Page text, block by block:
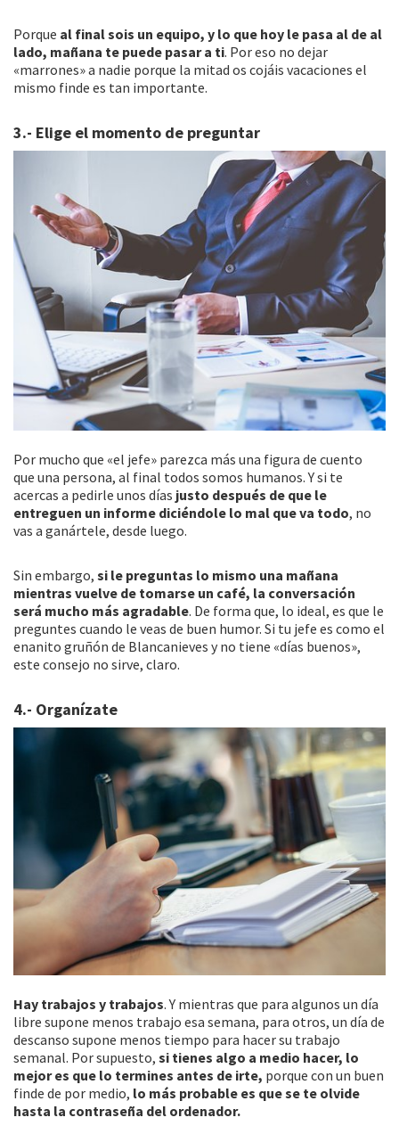
Porque al final sois un equipo, y lo que hoy le pasa al de al
lado, mañana te puede pasar a ti. Por eso no dejar
«marrones» a nadie porque la mitad os cojáis vacaciones el
mismo finde es tan importante.
3.- Elige el momento de preguntar
Por mucho que «el jefe» parezca más una figura de cuento
que una persona, al final todos somos humanos. Y si te
acercas a pedirle unos días justo después de que le
entreguen un informe diciéndole lo mal que va todo, no
vas a ganártele, desde luego.
Sin embargo, si le preguntas lo mismo una mañana
mientras vuelve de tomarse un café, la conversación
será mucho más agradable. De forma que, lo ideal, es que le
preguntes cuando le veas de buen humor. Si tu jefe es como el
enanito gruñón de Blancanieves y no tiene «días buenos»,
este consejo no sirve, claro.
4.- Organízate
Hay trabajos y trabajos. Y mientras que para algunos un día
libre supone menos trabajo esa semana, para otros, un día de
descanso supone menos tiempo para hacer su trabajo
semanal. Por supuesto, si tienes algo a medio hacer, lo
mejor es que lo termines antes de irte, porque con un buen
finde de por medio, lo más probable es que se te olvide
hasta la contraseña del ordenador.